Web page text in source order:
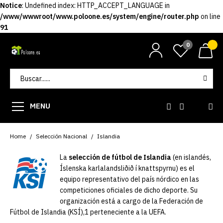
Notice: Undefined index: HTTP_ACCEPT_LANGUAGE in
/www/wwwroot/www.poloone.es/system/engine/router.php on line
91
0
MENU
Home Selección Nacional Islandia
La selección de fútbol de Islandia (en islandés,
Íslenska karlalandsliðið í knattspyrnu) es el
equipo representativo del país nórdico en las
competiciones oficiales de dicho deporte. Su
organización está a cargo de la Federación de
Fútbol de Islandia (KSÍ),1​ perteneciente a la UEFA.